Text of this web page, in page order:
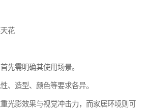
花
先需明确其使用场景。
、造型、颜色等要求各异。
光影效果与视觉冲击力，而家居环境则可